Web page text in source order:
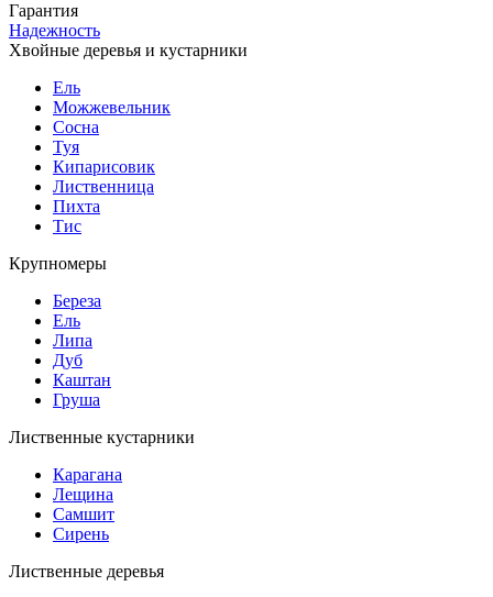
Гарантия
Надежность
Хвойные деревья и кустарники
Ель
Можжевельник
Сосна
Туя
Кипарисовик
Лиственница
Пихта
Тис
Крупномеры
Береза
Ель
Липа
Дуб
Каштан
Груша
Лиственные кустарники
Карагана
Лещина
Самшит
Сирень
Лиственные деревья